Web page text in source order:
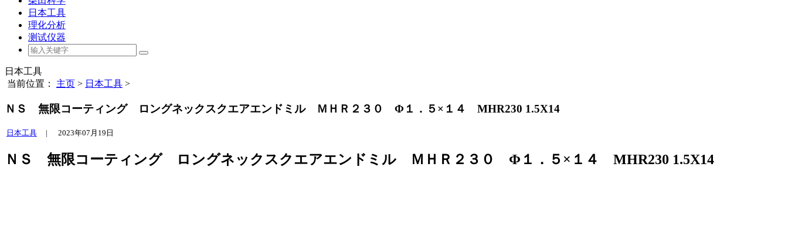
日本工具
理化分析
测试仪器
日本工具
当前位置： 主页 > 日本工具 >
ＮＳ 無限コーティング ロングネックスクエアエンドミル ＭＨＲ２３０ Φ１．５×１４ MHR230 1.5X14
日本工具 | 2023年07月19日
ＮＳ 無限コーティング ロングネックスクエアエンドミル ＭＨＲ２３０ Φ１．５×１４ MHR230 1.5X14